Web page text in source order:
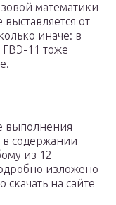
математики
от
иначе: в
ГВЭ-11 тоже
выполнения
в содержании
из 12
изложено
на сайте